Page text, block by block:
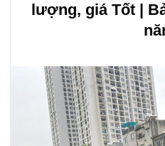
lượng, giá Tốt |